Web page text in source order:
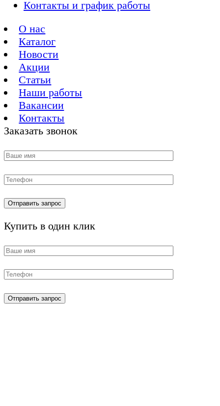
Контакты и график работы
О нас
Каталог
Новости
Акции
Статьи
Наши работы
Вакансии
Контакты
Заказать звонок
Купить в один клик